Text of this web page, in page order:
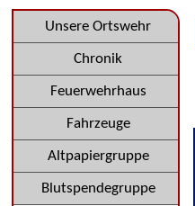
überspringen
Navigation
überspringen
Unsere Ortswehr
Chronik
Feuerwehrhaus
Fahrzeuge
Altpapiergruppe
Blutspendegruppe